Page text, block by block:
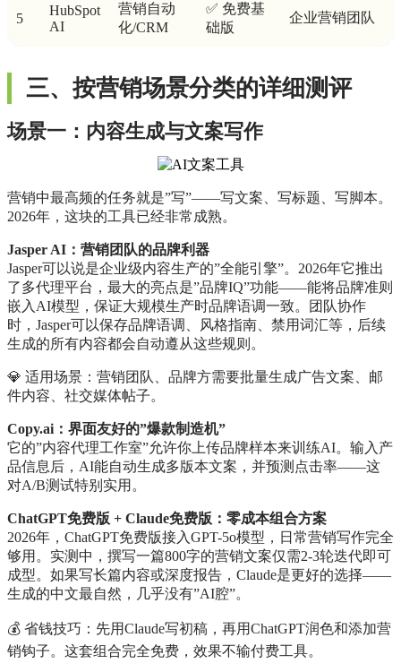
5
HubSpot
AI
营销自动
化/CRM
✅ 免费基
础版
企业营销团队
三、按营销场景分类的详细测评
场景一：内容生成与文案写作
营销中最高频的任务就是”写”——写文案、写标题、写脚本。
2026年，这块的工具已经非常成熟。
Jasper AI：营销团队的品牌利器
Jasper可以说是企业级内容生产的”全能引擎”。2026年它推出
了多代理平台，最大的亮点是”品牌IQ”功能——能将品牌准则
嵌入AI模型，保证大规模生产时品牌语调一致。团队协作
时，Jasper可以保存品牌语调、风格指南、禁用词汇等，后续
生成的所有内容都会自动遵从这些规则。
💎 适用场景：营销团队、品牌方需要批量生成广告文案、邮
件内容、社交媒体帖子。
Copy.ai：界面友好的”爆款制造机”
它的”内容代理工作室”允许你上传品牌样本来训练AI。输入产
品信息后，AI能自动生成多版本文案，并预测点击率——这
对A/B测试特别实用。
ChatGPT免费版 + Claude免费版：零成本组合方案
2026年，ChatGPT免费版接入GPT-5o模型，日常营销写作完全
够用。实测中，撰写一篇800字的营销文案仅需2-3轮迭代即可
成型。如果写长篇内容或深度报告，Claude是更好的选择——
生成的中文最自然，几乎没有”AI腔”。
💰 省钱技巧：先用Claude写初稿，再用ChatGPT润色和添加营
销钩子。这套组合完全免费，效果不输付费工具。